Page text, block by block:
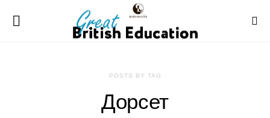
POSTS BY TAG
Дорсет